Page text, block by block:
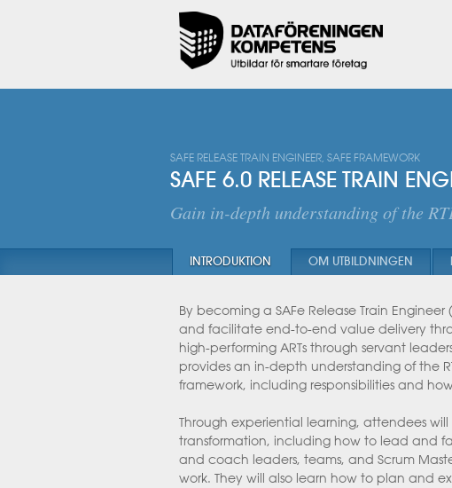
SAFE RELEASE TRAIN ENGINEER, SAFE FRAMEWORK
SAFE 6.0 RELEASE TRAIN
Gain in-depth understanding of the
INTRODUKTION OM UTBILDNINGEN
By becoming a SAFe Release Train
and facilitate end-to-end value delivery
high-performing ARTs through servant
provides an in-depth understanding of the
framework, including responsibilities and
Through experiential learning, attendees will
transformation, including how to lead and
and coach leaders, teams, and Scrum
work. They will also learn how to plan and